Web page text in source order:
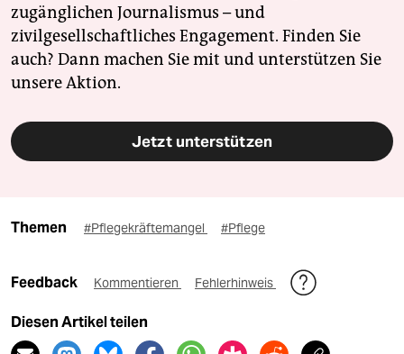
zugänglichen Journalismus – und
zivilgesellschaftliches Engagement. Finden Sie
auch? Dann machen Sie mit und unterstützen Sie
unsere Aktion.
Jetzt unterstützen
Themen #Pflegekräftemangel #Pflege
Feedback Kommentieren Fehlerhinweis
Diesen Artikel teilen